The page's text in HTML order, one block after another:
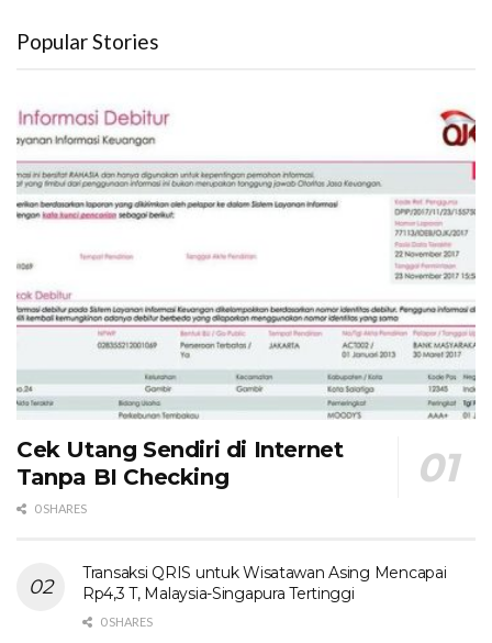
Popular Stories
Cek Utang Sendiri di Internet
Tanpa BI Checking
0 SHARES
Transaksi QRIS untuk Wisatawan Asing Mencapai
Rp4,3 T, Malaysia-Singapura Tertinggi
0 SHARES